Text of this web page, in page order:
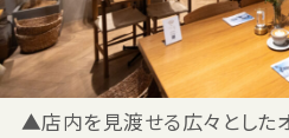
▲店内を見渡せる広々とした